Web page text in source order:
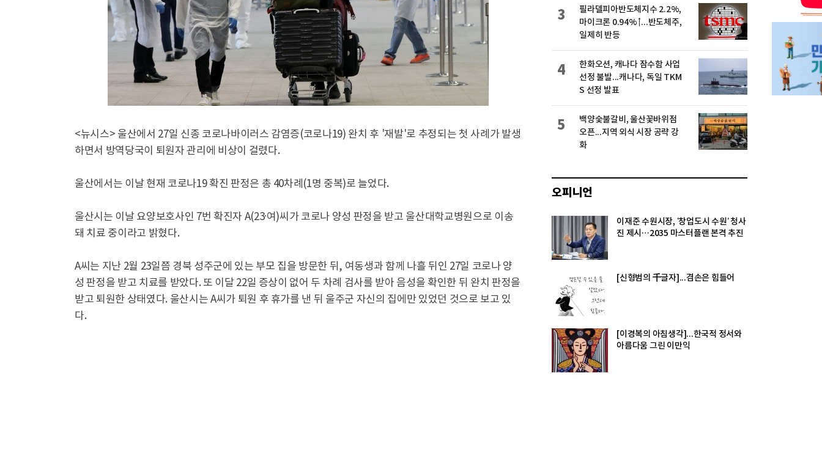
<뉴시스> 울산에서 27일 신종 코로나바이러스 감염증(코로나19) 완치 후 '재발'로 추정되는 첫 사례가 발생
하면서 방역당국이 퇴원자 관리에 비상이 걸렸다.
울산에서는 이날 현재 코로나19 확진 판정은 총 40차례(1명 중복)로 늘었다.
울산시는 이날 요양보호사인 7번 확진자 A(23·여)씨가 코로나 양성 판정을 받고 울산대학교병원으로 이송
돼 치료 중이라고 밝혔다.
A씨는 지난 2월 23일쯤 경북 성주군에 있는 부모 집을 방문한 뒤, 여동생과 함께 나흘 뒤인 27일 코로나 양
성 판정을 받고 치료를 받았다. 또 이달 22일 증상이 없어 두 차례 검사를 받아 음성을 확인한 뒤 완치 판정을
받고 퇴원한 상태였다. 울산시는 A씨가 퇴원 후 휴가를 낸 뒤 울주군 자신의 집에만 있었던 것으로 보고 있
다.
필라델피아반도체지수 2.2%,
마이크론 0.94%↑...반도체주,
일제히 반등
3
한화오션, 캐나다 잠수함 사업
선정 불발...캐나다, 독일 TKM
S 선정 발표
4
백양숯불갈비, 울산꽃바위점
오픈...지역 외식 시장 공략 강
화
5
오피니언
이재준 수원시장, ‘창업도시 수원’ 청사
진 제시…2035 마스터플랜 본격 추진
[신형범의 千글자]...겸손은 힘들어
[이경복의 아침생각]...한국적 정서와
아름다움 그린 이만익